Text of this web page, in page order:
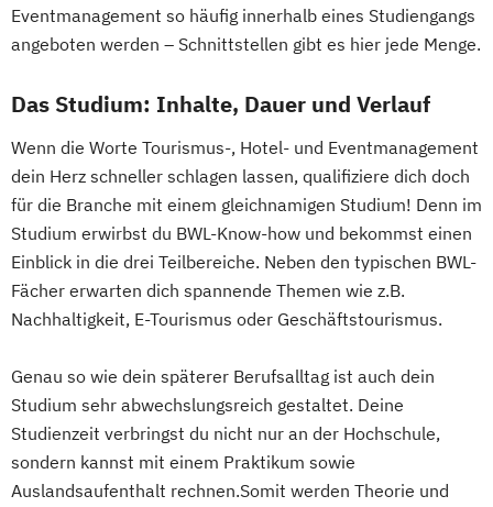
Eventmanagement so häufig innerhalb eines Studiengangs
angeboten werden – Schnittstellen gibt es hier jede Menge.
Das Studium: Inhalte, Dauer und Verlauf
Wenn die Worte Tourismus-, Hotel- und Eventmanagement
dein Herz schneller schlagen lassen, qualifiziere dich doch
für die Branche mit einem gleichnamigen Studium! Denn im
Studium erwirbst du BWL-Know-how und bekommst einen
Einblick in die drei Teilbereiche. Neben den typischen BWL-
Fächer erwarten dich spannende Themen wie z.B.
Nachhaltigkeit, E-Tourismus oder Geschäftstourismus.
Genau so wie dein späterer Berufsalltag ist auch dein
Studium sehr abwechslungsreich gestaltet. Deine
Studienzeit verbringst du nicht nur an der Hochschule,
sondern kannst mit einem Praktikum sowie
Auslandsaufenthalt rechnen.Somit werden Theorie und